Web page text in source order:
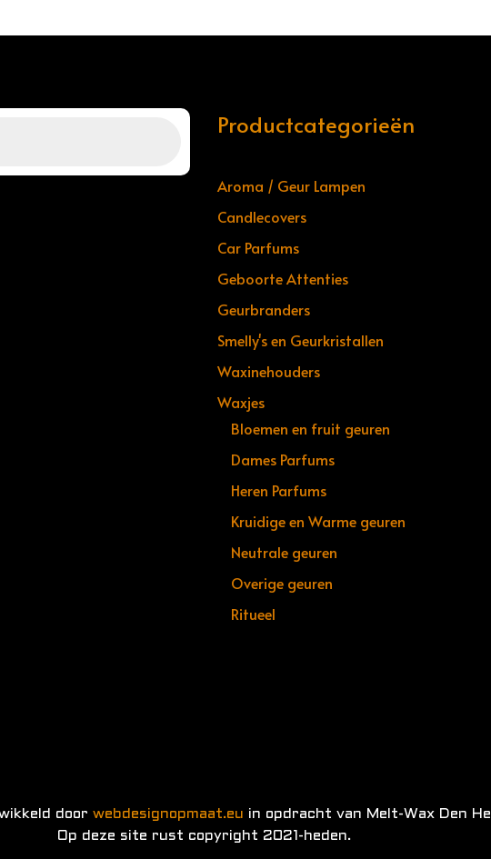
Productcategorieën
Aroma / Geur Lampen
Candlecovers
Car Parfums
Geboorte Attenties
Geurbranders
Smelly's en Geurkristallen
Waxinehouders
Waxjes
Bloemen en fruit geuren
Dames Parfums
Heren Parfums
Kruidige en Warme geuren
Neutrale geuren
Overige geuren
Ritueel
door webdesignopmaat.eu in opdracht van Melt-Wax Den
Op deze site rust copyright 2021-heden.